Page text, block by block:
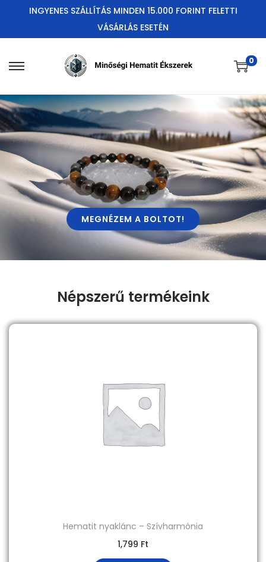
INGYENES SZÁLLÍTÁS MINDEN 15.000 FORINT FELETTI
VÁSÁRLÁS ESETÉN
0
MEGNÉZEM A BOLTOT!
Népszerű termékeink
Hematit nyaklánc – Szívharmónia
1,799 Ft